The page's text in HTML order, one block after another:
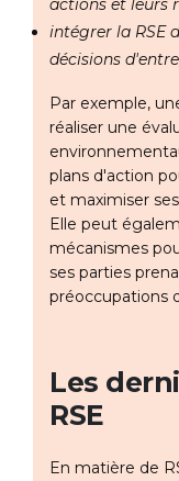
actions et leurs
intégrer la RSE
décisions
Par exemple,
réaliser une
plans d'action
et maximiser
Elle peut
mécanismes
ses parties
préoccupations
Les
RSE
En matière de